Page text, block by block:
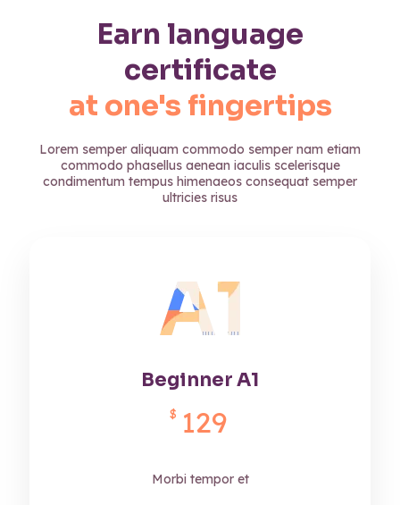
Earn language
certificate
at one's fingertips
Lorem semper aliquam commodo semper nam etiam
commodo phasellus aenean iaculis scelerisque
condimentum tempus himenaeos consequat semper
ultricies risus
Beginner A1
$ 129
Morbi tempor et